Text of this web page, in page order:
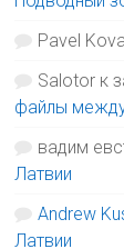
Pavel
Salotor к
файлы
вадим
Латвии
Andrew
Латвии